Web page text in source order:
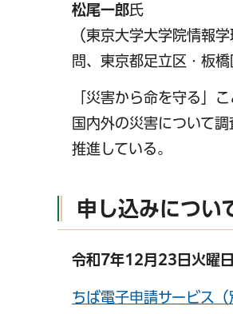
松尾一郎氏
（東京大学大学院情報
問、東京都足立区・板
「災害から命を守る」
国内外の災害について
推進している。
申し込みについ
令和7年12月23日火曜
ちば電子申請サービス（